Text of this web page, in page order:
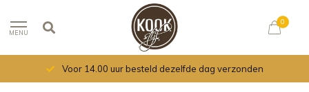
MENU
0
Voor 14.00 uur besteld dezelfde dag verzonden